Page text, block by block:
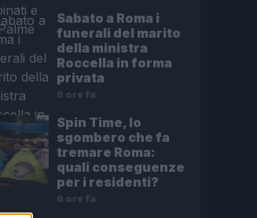
Sabato a Roma i
funerali del marito
della ministra
Roccella in forma
privata
6 ore fa
Spin Time, lo
sgombero che fa
tremare Roma:
quali conseguenze
per i residenti?
6 ore fa